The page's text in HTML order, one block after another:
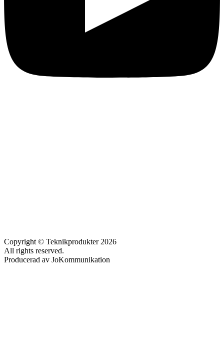
Copyright © Teknikprodukter 2026
All rights reserved.
Producerad av JoKommunikation